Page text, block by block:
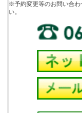
※予約変更等のお問い合わ
い。